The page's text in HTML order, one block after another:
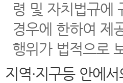
령 및 자치법규에
경우에 한하여 제
행위가 법적으로
지역·지구등 안에